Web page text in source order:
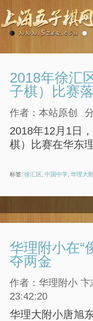
2018年徐汇
子棋）比赛
作者：本站原创
2018年12月1日
棋）比赛在华东
标签: 徐汇区, 中国中学, 华理大
华理附小在“
夺两金
作者：华理附小 卞
23:42:20
华理大附小唐旭